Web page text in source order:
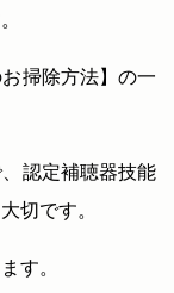
掃除方法】の一
認定補聴器技能
切です。
す。